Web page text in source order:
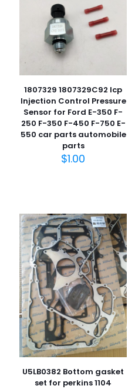
1807329 1807329C92 Icp
Injection Control Pressure
Sensor for Ford E-350 F-
250 F-350 F-450 F-750 E-
550 car parts automobile
parts
$1.00
U5LB0382 Bottom gasket
set for perkins 1104